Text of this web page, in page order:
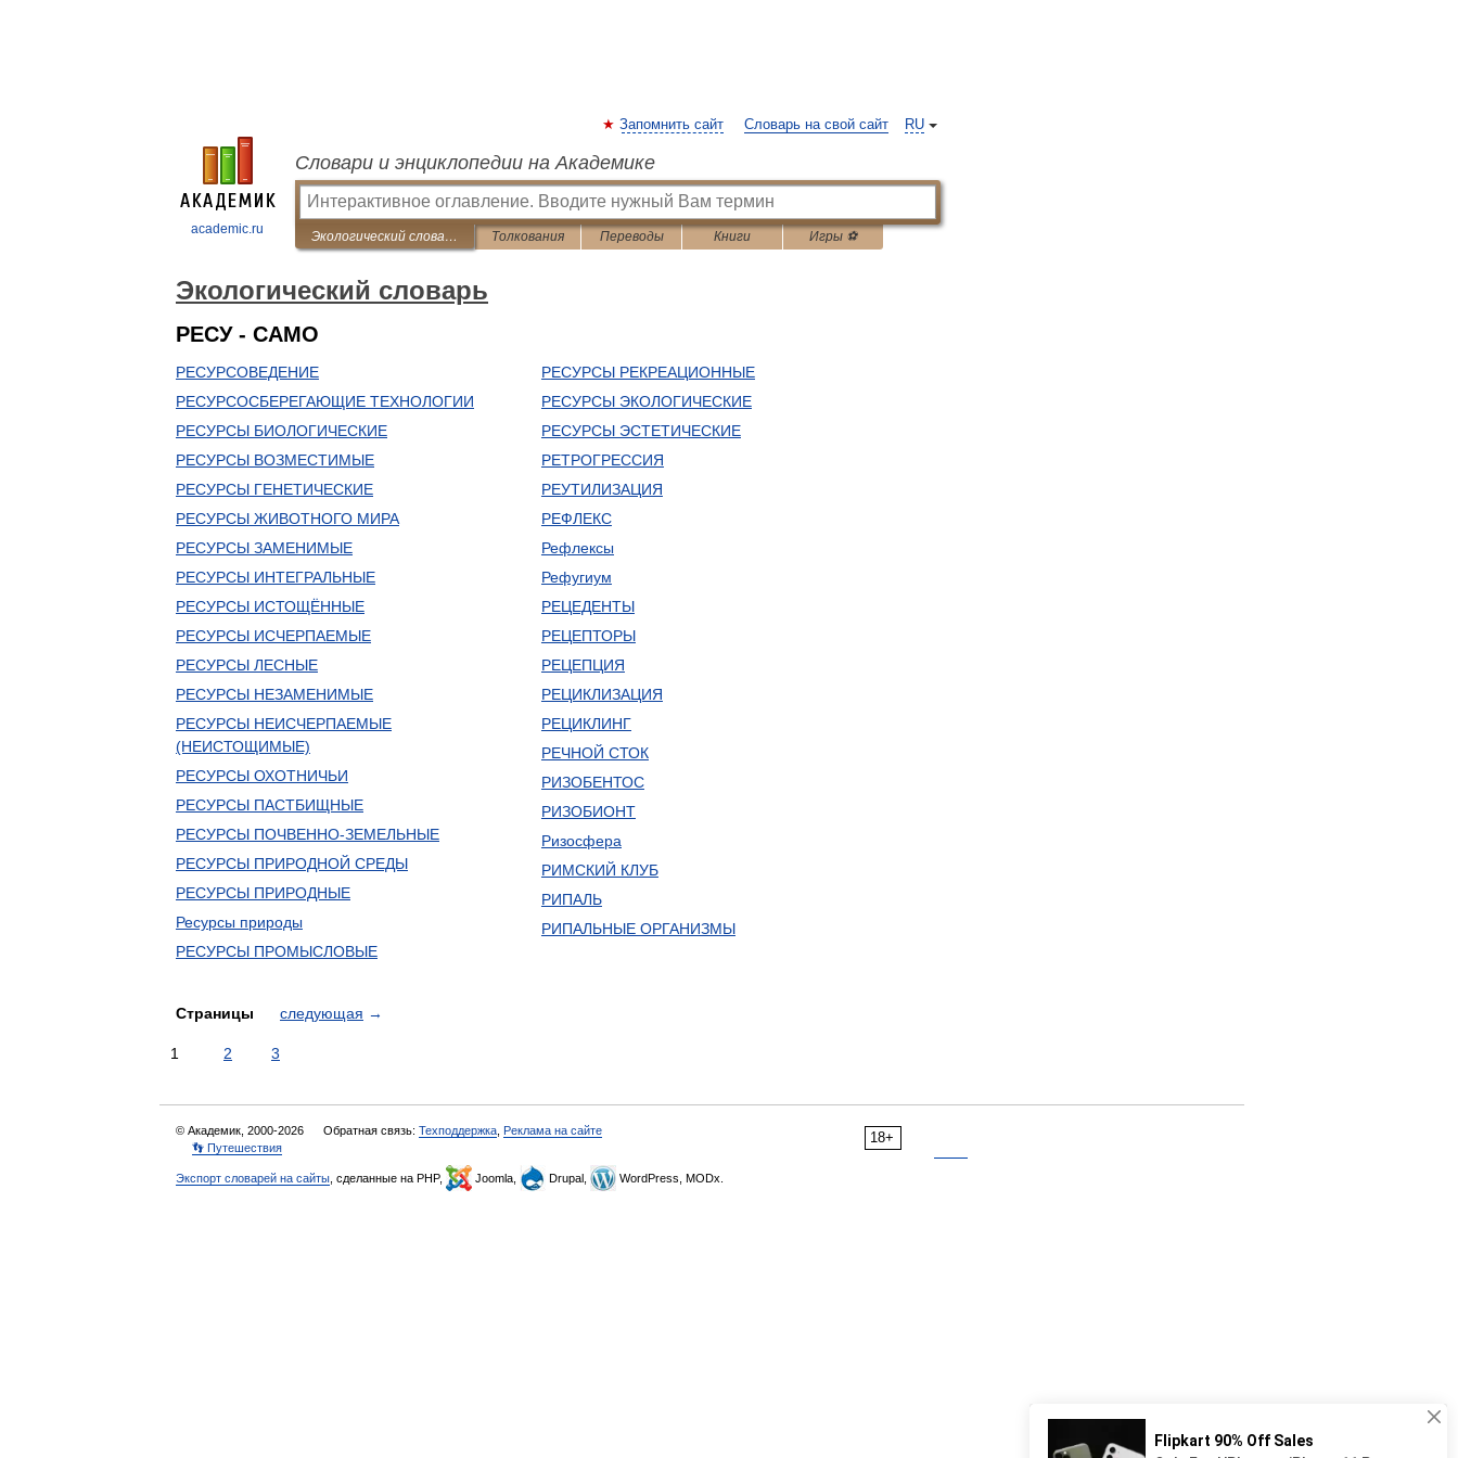
academic.ru
RU
Запомнить сайт Словарь на свой сайт
Словари и энциклопедии на Академике
Экологический словарь Толкования Переводы Книги Игры ⚽
Экологический словарь
РЕСУ - САМО
РЕСУРСОВЕДЕНИЕ
РЕСУРСОСБЕРЕГАЮЩИЕ ТЕХНОЛОГИИ
РЕСУРСЫ БИОЛОГИЧЕСКИЕ
РЕСУРСЫ ВОЗМЕСТИМЫЕ
РЕСУРСЫ ГЕНЕТИЧЕСКИЕ
РЕСУРСЫ ЖИВОТНОГО МИРА
РЕСУРСЫ ЗАМЕНИМЫЕ
РЕСУРСЫ ИНТЕГРАЛЬНЫЕ
РЕСУРСЫ ИСТОЩЁННЫЕ
РЕСУРСЫ ИСЧЕРПАЕМЫЕ
РЕСУРСЫ ЛЕСНЫЕ
РЕСУРСЫ НЕЗАМЕНИМЫЕ
РЕСУРСЫ НЕИСЧЕРПАЕМЫЕ
(НЕИСТОЩИМЫЕ)
РЕСУРСЫ ОХОТНИЧЬИ
РЕСУРСЫ ПАСТБИЩНЫЕ
РЕСУРСЫ ПОЧВЕННО-ЗЕМЕЛЬНЫЕ
РЕСУРСЫ ПРИРОДНОЙ СРЕДЫ
РЕСУРСЫ ПРИРОДНЫЕ
Ресурсы природы
РЕСУРСЫ ПРОМЫСЛОВЫЕ
РЕСУРСЫ РЕКРЕАЦИОННЫЕ
РЕСУРСЫ ЭКОЛОГИЧЕСКИЕ
РЕСУРСЫ ЭСТЕТИЧЕСКИЕ
РЕТРОГРЕССИЯ
РЕУТИЛИЗАЦИЯ
РЕФЛЕКС
Рефлексы
Рефугиум
РЕЦЕДЕНТЫ
РЕЦЕПТОРЫ
РЕЦЕПЦИЯ
РЕЦИКЛИЗАЦИЯ
РЕЦИКЛИНГ
РЕЧНОЙ СТОК
РИЗОБЕНТОС
РИЗОБИОНТ
Ризосфера
РИМСКИЙ КЛУБ
РИПАЛЬ
РИПАЛЬНЫЕ ОРГАНИЗМЫ
Страницы следующая →
1 2 3
18+
© Академик, 2000-2026 Обратная связь: Техподдержка Реклама на сайте
👣 Путешествия
Экспорт словарей на сайты , сделанные на PHP, Joomla, Drupal, WordPress, MODx.